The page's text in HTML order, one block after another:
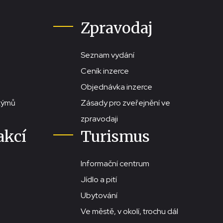
Zpravodaj
Seznam vydání
Ceník inzerce
Objednávka inzerce
Zásady pro zveřejnění ve
zpravodaji
Turismus
Informační centrum
Jídlo a pití
Ubytování
Ve městě, v okolí, trochu dál